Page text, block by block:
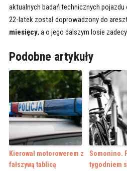
aktualnych badań technicznych
22-latek został doprowadzony do
miesięcy, a o jego dalszym losie
Podobne artykuły
Kierował motorowerem z
fałszywą tablicą
Somonino.
tygodniem